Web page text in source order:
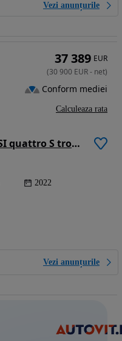
Vezi anunțurile
Audi Q3 Sportback 2.0 45 TFSI quattro S tronic S Line
2022
Vezi anunțurile
37 389 EUR
(30 900 EUR- net)
Conform mediei
Calculeaza rata